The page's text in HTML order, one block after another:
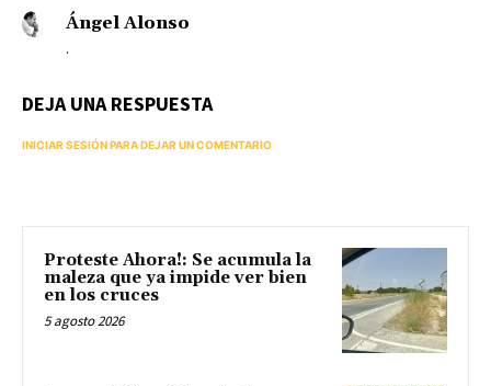
Ángel Alonso
.
DEJA UNA RESPUESTA
INICIAR SESIÓN PARA DEJAR UN COMENTARIO
Proteste Ahora!: Se acumula la
maleza que ya impide ver bien
en los cruces
5 agosto 2026